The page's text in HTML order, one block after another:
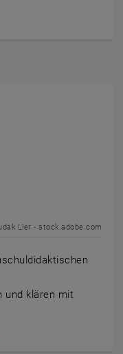
Lier - stock.adobe.com
und klären mit